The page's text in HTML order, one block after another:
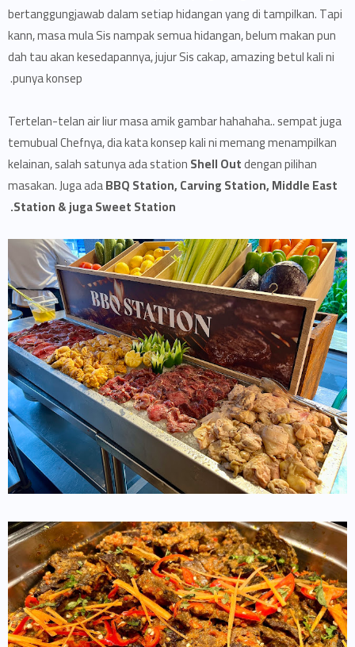
bertanggungjawab dalam setiap hidangan yang di tampilkan. Tapi
kann, masa mula Sis nampak semua hidangan, belum makan pun
dah tau akan kesedapannya, jujur Sis cakap, amazing betul kali ni
punya konsep.
Tertelan-telan air liur masa amik gambar hahahaha.. sempat juga
temubual Chefnya, dia kata konsep kali ni memang menampilkan
kelainan, salah satunya ada stationShell Outdengan pilihan
masakan. Juga adaBBQ Station, Carving Station, Middle East
Station & juga Sweet Station.